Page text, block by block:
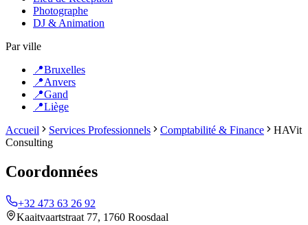
Photographe
DJ & Animation
Par ville
📍Bruxelles
📍Anvers
📍Gand
📍Liège
Accueil
Services Professionnels Comptabilité & Finance
HAVit
Consulting
Coordonnées
+32 473 63 26 92
Kaaitvaartstraat 77, 1760 Roosdaal